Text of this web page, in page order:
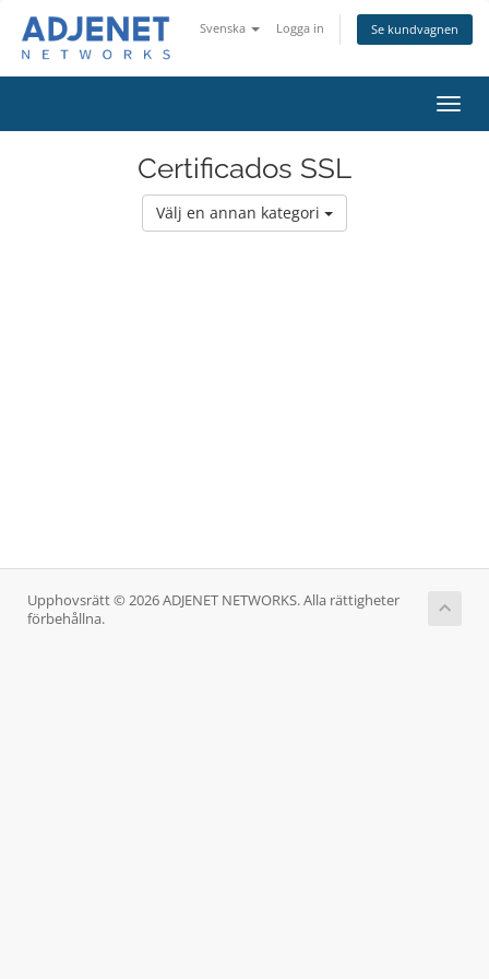
Svenska Logga in Se kundvagnen
Växla
Certificados SSL
Välj en annan kategori
Upphovsrätt © 2026 ADJENET NETWORKS. Alla rättigheter
förbehållna.